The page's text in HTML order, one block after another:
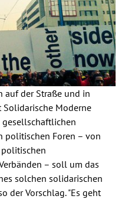
auf der Straße und in
Moderne
gesellschaftlichen
politischen Foren – von
– soll um das
solchen solidarischen
der Vorschlag. "Es geht